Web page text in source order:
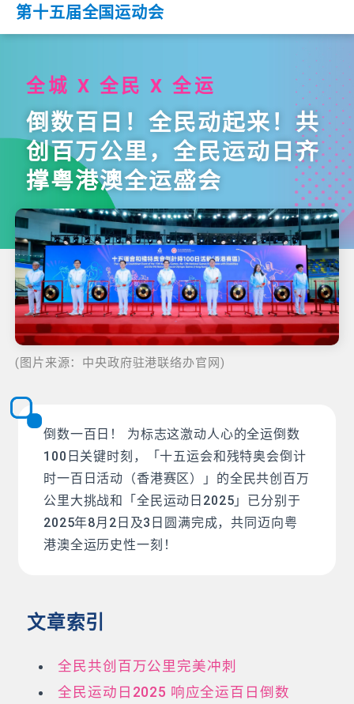
第十五届全国运动会
全城 X 全民 X 全运
倒数百日！全民动起来！共
创百万公里，全民运动日齐
撑粤港澳全运盛会
(图片来源：中央政府驻港联络办官网)
倒数一百日！ 为标志这激动人心的全运倒数
100日关键时刻，「十五运会和残特奥会倒计
时一百日活动（香港赛区）」的全民共创百万
公里大挑战和「全民运动日2025」已分别于
2025年8月2日及3日圆满完成，共同迈向粤
港澳全运历史性一刻！
文章索引
全民共创百万公里完美冲刺
全民运动日2025 响应全运百日倒数